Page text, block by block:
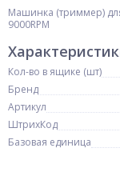
Машинка (триммер) для
9000RPM
Кол-во в ящике (шт)
Бренд
Артикул
ШтрихКод
Базовая единица